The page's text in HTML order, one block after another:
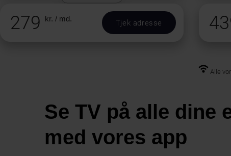
279 kr. / md. Tjek adresse
Alle
Se TV på alle dine
med vores app